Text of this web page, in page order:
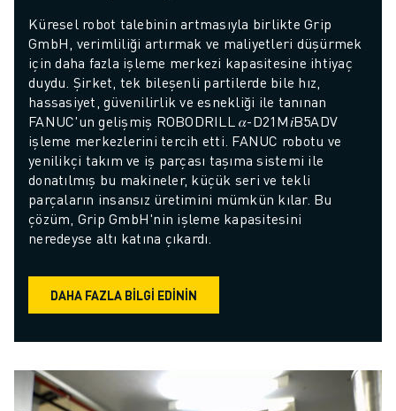
Küresel robot talebinin artmasıyla birlikte Grip
GmbH, verimliliği artırmak ve maliyetleri düşürmek
için daha fazla işleme merkezi kapasitesine ihtiyaç
duydu. Şirket, tek bileşenli partilerde bile hız,
hassasiyet, güvenilirlik ve esnekliği ile tanınan
FANUC'un gelişmiş ROBODRILL 𝛼-D21M𝑖B5ADV
işleme merkezlerini tercih etti. FANUC robotu ve
yenilikçi takım ve iş parçası taşıma sistemi ile
donatılmış bu makineler, küçük seri ve tekli
parçaların insansız üretimini mümkün kılar. Bu
çözüm, Grip GmbH'nin işleme kapasitesini
neredeyse altı katına çıkardı.
DAHA FAZLA BILGI EDININ